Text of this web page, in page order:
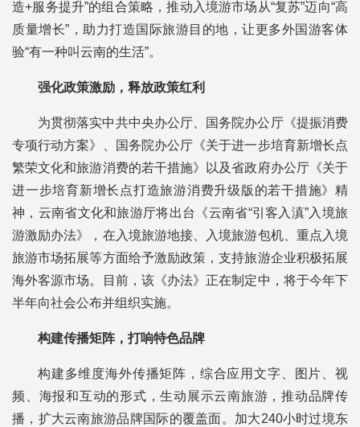
造+服务提升”的组合策略，推动入境游市场从“复苏”迈向“高
质量增长”，助力打造国际旅游目的地，让更多外国游客体
验“有一种叫云南的生活”。
强化政策激励，释放政策红利
为贯彻落实中共中央办公厅、国务院办公厅《提振消费
专项行动方案》、国务院办公厅《关于进一步培育新增长点
繁荣文化和旅游消费的若干措施》以及省政府办公厅《关于
进一步培育新增长点打造旅游消费升级版的若干措施》精
神，云南省文化和旅游厅将出台《云南省“引客入滇”入境旅
游激励办法》，在入境旅游地接、入境旅游包机、重点入境
旅游市场拓展等方面给予激励政策，支持旅游企业积极拓展
海外客源市场。目前，该《办法》正在制定中，将于今年下
半年向社会公布并组织实施。
构建传播矩阵，打响特色品牌
构建多维度海外传播矩阵，综合应用文字、图片、视
频、海报和互动的形式，生动展示云南旅游，推动品牌传
播，扩大云南旅游品牌国际的覆盖面。加大240小时过境东